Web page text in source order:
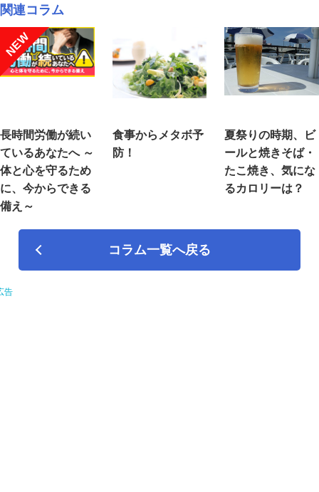
関連コラム
NEW
長時間労働が続い
ているあなたへ ～
体と心を守るため
に、今からできる
備え～
食事からメタボ予
防！
夏祭りの時期、ビ
ールと焼きそば・
たこ焼き、気にな
るカロリーは？
コラム一覧へ戻る